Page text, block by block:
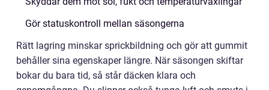
Gör statuskontroll mellan säsongerna
Rätt lagring minskar sprickbildning och gör att gummit
behåller sina egenskaper längre. När säsongen skiftar
bokar du bara tid, så står däcken klara och